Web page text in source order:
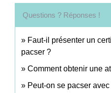
Questions ? Réponses !
Faut-il présenter un
pacser ?
Comment obtenir une
Peut-on se pacser